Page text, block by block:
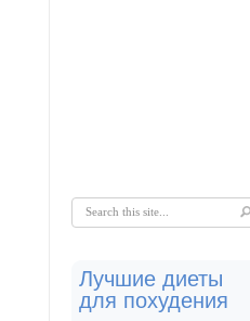
Форма поиска
Лучшие диеты
для похудения